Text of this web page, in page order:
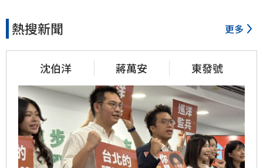
熱搜新聞 更多
沈伯洋 蔣萬安 東發號